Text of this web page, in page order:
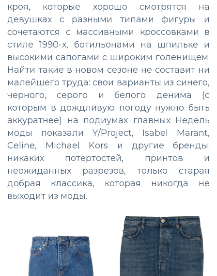
кроя, которые хорошо смотрятся на
девушках с разными типами фигуры и
сочетаются с массивными кроссовками в
стиле 1990-х, ботильонами на шпильке и
высокими сапогами с широким голенищем.
Найти такие в новом сезоне не составит ни
малейшего труда: свои варианты из синего,
черного, серого и белого денима (с
которым в дождливую погоду нужно быть
аккуратнее) на подиумах главных Недель
моды показали Y/Project, Isabel Marant,
Celine, Michael Kors и другие бренды:
никаких потертостей, принтов и
неожиданных разрезов, только старая
добрая классика, которая никогда не
выходит из моды.